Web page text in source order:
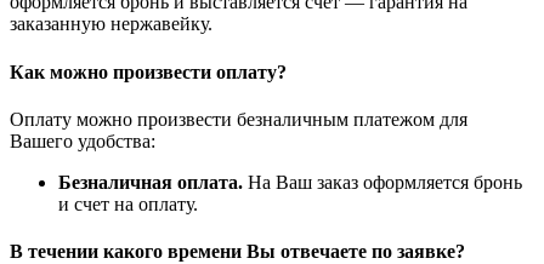
заказанную нержавейку.
Как можно произвести оплату?
Оплату можно произвести безналичным платежом для
Вашего удобства:
Безналичная оплата. На Ваш заказ оформляется бронь
и счет на оплату.
В течении какого времени Вы отвечаете по заявке?